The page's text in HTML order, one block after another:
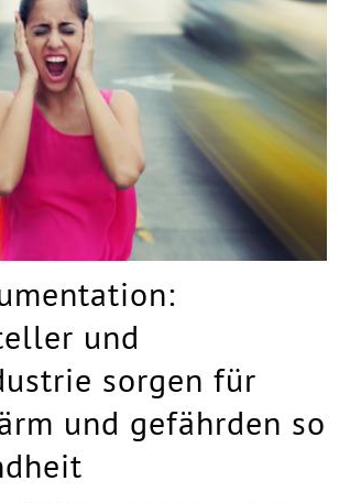
und
sorgen für
und gefährden so